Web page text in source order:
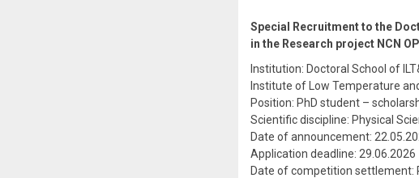
Special Recruitment to the
in the Research project NCN
Institution: Doctoral School of
Institute of Low Temperature
Position: PhD student –
Scientific discipline: Physical
Date of announcement:
Application deadline: 29.06.2026
Date of competition settlement: